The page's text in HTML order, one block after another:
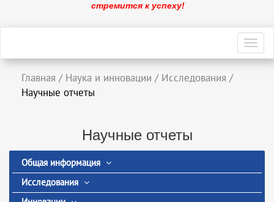
стремится к успеху!
Главная / Наука и инновации / Исследования /
Научные отчеты
Научные отчеты
Общая информация
Исследования